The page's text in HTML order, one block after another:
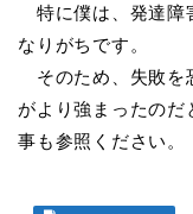
特に僕は、発達障
なりがちです。
そのため、失敗を
がより強まったの
事も参照ください。